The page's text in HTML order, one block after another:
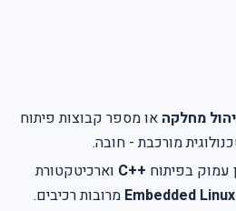
או מספר קבוצות פיתוח
מורכבת - חובה.
עמוק בפיתוח ++C
וארכיטקטורת
Embedded מרובות רכיבים.